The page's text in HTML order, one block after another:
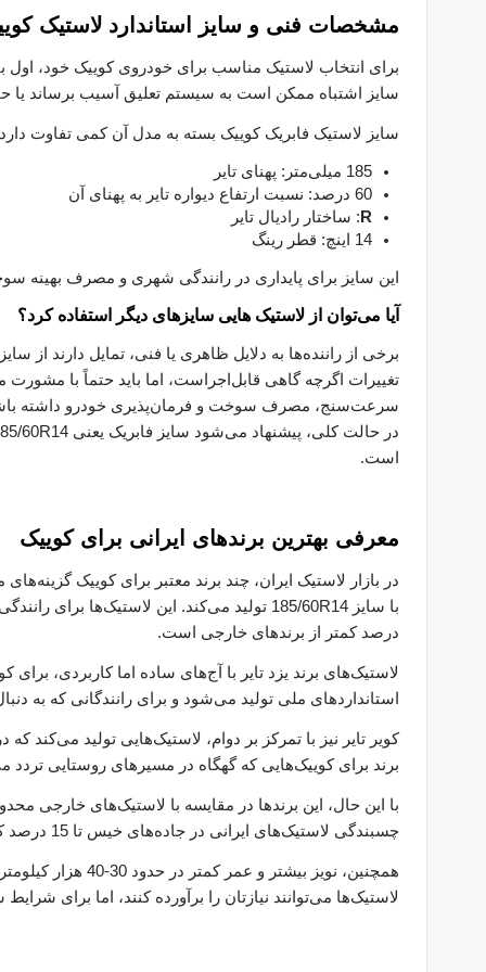
مشخصات فنی و سایز استاندارد لاستیک
برای انتخاب لاستیک مناسب برای خودروی کوییک خود، اول
سایز اشتباه ممکن است به سیستم تعلیق آسیب برساند
سایز لاستیک فابریک کوییک بسته به مدل آن کمی تفاوت
185 میلی‌متر: پهنای تایر
60 درصد: نسبت ارتفاع دیواره تایر به پهنای آن
R : ساختار رادیال تایر
14 اینچ: قطر رینگ
این سایز برای پایداری در رانندگی شهری و مصرف بهینه
آیا می‌توان از لاستیک هایی سایزهای دیگر استفاده کرد؟
تغییرات اگرچه گاهی قابل‌اجراست، اما باید حتماً با
سرعت‌سنج، مصرف سوخت و فرمان‌پذیری خودرو داشته
است.
معرفی بهترین برندهای ایرانی برای کوییک
در بازار لاستیک ایران، چند برند معتبر برای کوییک
درصد کمتر از برندهای خارجی است.
لاستیک‌های برند یزد تایر با آج‌های ساده اما کاربردی،
استانداردهای ملی تولید می‌شود و برای رانندگانی که به
کویر تایر نیز با تمرکز بر دوام، لاستیک‌هایی تولید می‌کند
برند برای کوییک‌هایی که گهگاه در مسیرهای روستایی
چسبندگی لاستیک‌های ایرانی در جاده‌های خیس تا 15 درصد کمتر از برندهای خارجی مثل هانکوک است.
همچنین، نویز
لاستیک‌ها می‌توانند نیازتان را برآورده کنند، اما برای